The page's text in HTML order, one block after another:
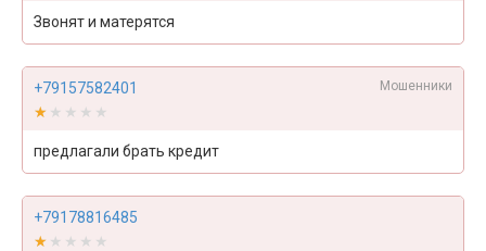
Звонят и матерятся
+79157582401 Мошенники
★★★★★
★★★★★
предлагали брать кредит
+79178816485
★★★★★
★★★★★